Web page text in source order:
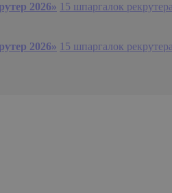
2026» 15 шпаргалок рекрутера
2026» 15 шпаргалок рекрутера